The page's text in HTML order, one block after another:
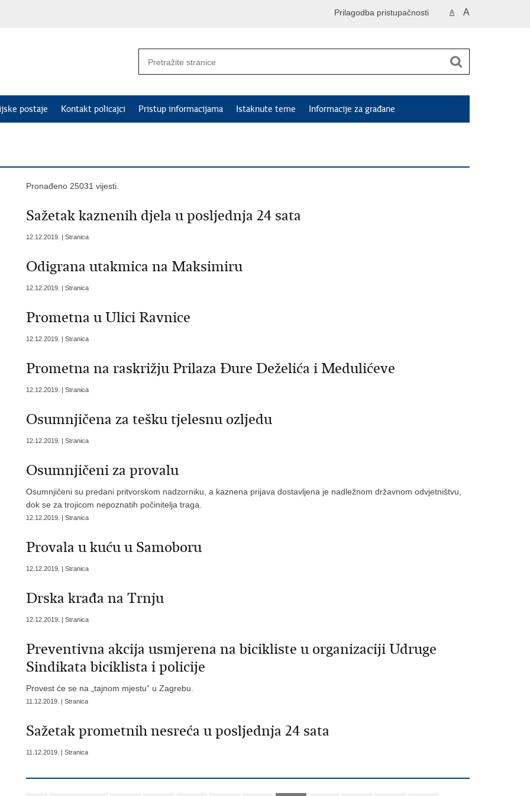
A A
Prilagodba pristupačnosti
postaje Kontakt policajci Pristup informacijama Istaknute teme Informacije za građane
Pronađeno 25031 vijesti.
Sažetak kaznenih djela u posljednja 24 sata
12.12.2019. | Stranica
Odigrana utakmica na Maksimiru
12.12.2019. | Stranica
Prometna u Ulici Ravnice
12.12.2019. | Stranica
Prometna na raskrižju Prilaza Đure Deželića i Medulićeve
12.12.2019. | Stranica
Osumnjičena za tešku tjelesnu ozljedu
12.12.2019. | Stranica
Osumnjičeni za provalu
Osumnjičeni su predani pritvorskom nadzorniku, a kaznena prijava dostavljena je nadležnom državnom odvjetništvu,
dok se za trojicom nepoznatih počinitelja traga.
12.12.2019. | Stranica
Provala u kuću u Samoboru
12.12.2019. | Stranica
Drska krađa na Trnju
12.12.2019. | Stranica
Preventivna akcija usmjerena na bicikliste u organizaciji Udruge
Sindikata biciklista i policije
Provest će se na „tajnom mjestu“ u Zagrebu.
11.12.2019. | Stranica
Sažetak prometnih nesreća u posljednja 24 sata
11.12.2019. | Stranica